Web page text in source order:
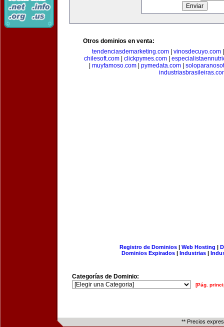
Otros dominios en venta:
tendenciasdemarketing.com| vinosdecuyo.com
chilesoft.com
clickpymes.com
muyfamoso.com pymedata.com
Registro de Dominios| Web Hosting |
Dominios Expirados | Industrias |
Categorías de Dominio:
[Pág.
** Precios